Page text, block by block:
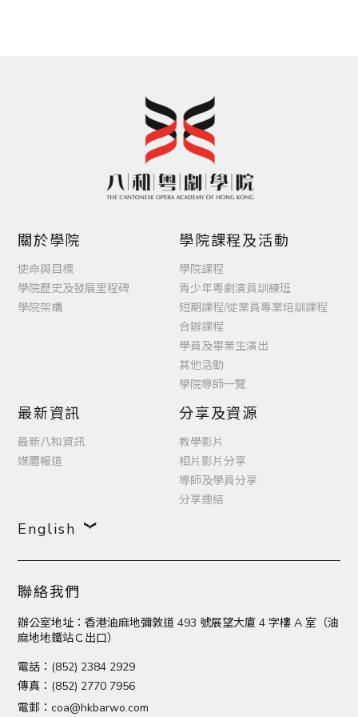
關於學院
使命與目標
學院歷史及發展里程碑
學院架構
學院課程及活動
學院課程
青少年粵劇演員訓練班
短期課程/從業員專業培訓課程
合辦課程
學員及畢業生演出
其他活動
學院導師一覽
最新資訊
最新八和資訊
媒體報道
分享及資源
教學影片
相片影片分享
導師及學員分享
分享連結
English
聯絡我們
辦公室地址：香港油麻地彌敦道 493 號展望大廈 4 字樓 A 室（油
麻地地鐵站Ｃ出口）
電話：(852) 2384 2929
傳真：(852) 2770 7956
電郵： coa@hkbarwo.com